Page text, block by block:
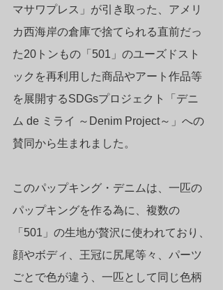
マサワプレス」が引き取った、アメリ
カ西海岸の倉庫で捨てられる直前だっ
た20トンもの「501」のユーズドスト
ックを再利用した商品やアート作品等
を展開するSDGsプロジェクト「デニ
ム de ミライ ～Denim Project～」への
賛同から生まれました。
このパップキング・デニムは、一匹の
パップキングを作る為に、複数の
「501」の生地が贅沢に使われており、
顔やボディ、王冠に尻尾等々、パーツ
ごとで色が違う、一匹として同じ色柄